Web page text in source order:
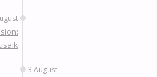
3 August